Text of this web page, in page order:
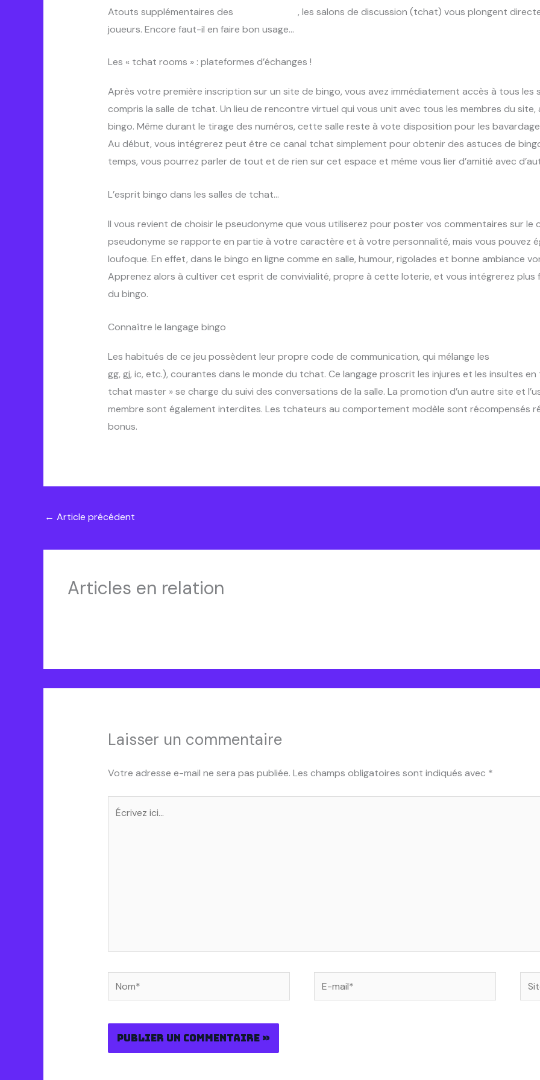
Atouts supplémentaires des
, les salons de discussion (tchat) vous plongent
joueurs. Encore faut-il en faire bon usage…
Les « tchat rooms » : plateformes d’échanges !
Après votre première inscription sur un site de bingo, vous avez immédiatement accès à tous les
compris la salle de tchat. Un lieu de rencontre virtuel qui vous unit avec tous les membres du
bingo. Même durant le tirage des numéros, cette salle reste à vote disposition pour les
Au début, vous intégrerez peut être ce canal tchat simplement pour obtenir des astuces de
temps, vous pourrez parler de tout et de rien sur cet espace et même vous lier d’amitié avec
L’esprit bingo dans les salles de tchat…
Il vous revient de choisir le pseudonyme que vous utiliserez pour poster vos commentaires sur le
pseudonyme se rapporte en partie à votre caractère et à votre personnalité, mais vous pouvez
loufoque. En effet, dans le bingo en ligne comme en salle, humour, rigolades et bonne ambiance
Apprenez alors à cultiver cet esprit de convivialité, propre à cette loterie, et vous intégrerez plus
du bingo.
Connaître le langage bingo
Les habitués de ce jeu possèdent leur propre code de communication, qui mélange les
gg, gj, ic, etc.), courantes dans le monde du tchat. Ce langage proscrit les injures et les insultes
tchat master » se charge du suivi des conversations de la salle. La promotion d’un autre site et
membre sont également interdites. Les tchateurs au comportement modèle sont récompensés
bonus.
← Article précédent
Articles en relation
Laisser un commentaire
Votre adresse e-mail ne sera pas publiée. Les champs obligatoires sont indiqués avec *
Écrivez
Nom*
E-
mail*
Site